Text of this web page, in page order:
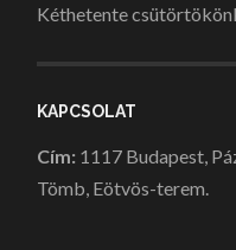
Kéthetente
KAPCSOLAT
Cím: 1117 Budapest,
Tömb, Eötvös-terem.